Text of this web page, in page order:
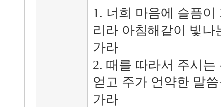
1. 너희 마음에 슬픔
리라 아침해같이 빛나
가라
2. 때를 따라서 주시
얻고 주가 언약한 말
가라